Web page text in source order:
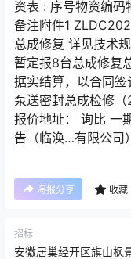
资表 : 序号物资编码
备注附件1
总成修复 详见技术
暂定报8台总成修复
据实结算，以合同
泵送密封总成检修
报价地址： 询比 一
告（临涣…有限公司）
海报分享 收藏
招标
安徽居巢经开区旗山枫